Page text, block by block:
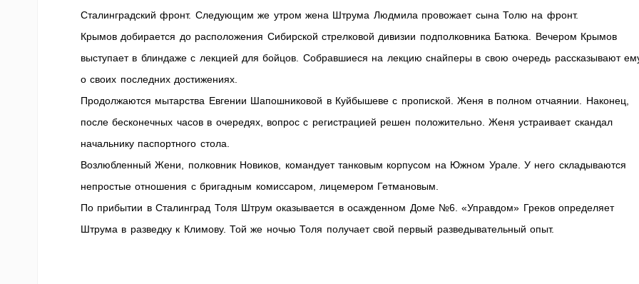
Сталинградский фронт. Следующим же утром жена Штрума Людмила провожает сына Толю на фронт.
Крымов добирается до расположения Сибирской стрелковой дивизии подполковника Батюка. Вечером Крымов
выступает в блиндаже с лекцией для бойцов. Собравшиеся на лекцию снайперы в свою очередь рассказывают
о своих последних достижениях.
Продолжаются мытарства Евгении Шапошниковой в Куйбышеве с пропиской. Женя в полном отчаянии. Наконец,
после бесконечных часов в очередях, вопрос с регистрацией решен положительно. Женя устраивает скандал
начальнику паспортного стола.
Возлюбленный Жени, полковник Новиков, командует танковым корпусом на Южном Урале. У него складываются
непростые отношения с бригадным комиссаром, лицемером Гетмановым.
По прибытии в Сталинград Толя Штрум оказывается в осажденном Доме №6. «Управдом» Греков определяет
Штрума в разведку к Климову. Той же ночью Толя получает свой первый разведывательный опыт.